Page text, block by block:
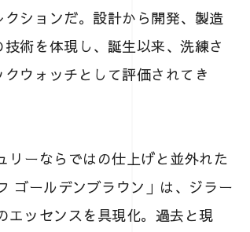
ションだ。設計から開発、製造
術を体現し、誕生以来、洗練さ
ウォッチとして評価されてき
リーならではの仕上げと並外れた
ゴールデンブラウン」は、ジラー
エッセンスを具現化。過去と現